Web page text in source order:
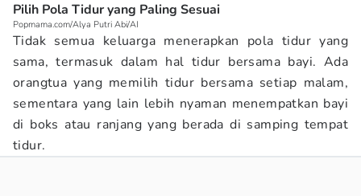
Pilih Pola Tidur yang Paling Sesuai
Popmama.com/Alya Putri Abi/AI
Tidak semua keluarga menerapkan pola tidur yang
sama, termasuk dalam hal tidur bersama bayi. Ada
orangtua yang memilih tidur bersama setiap malam,
sementara yang lain lebih nyaman menempatkan bayi
di boks atau ranjang yang berada di samping tempat
tidur.